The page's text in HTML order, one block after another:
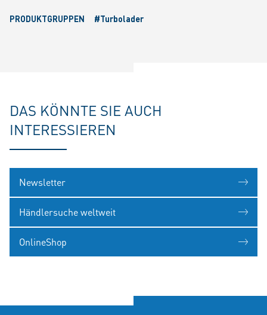
PRODUKTGRUPPEN #Turbolader
DAS KÖNNTE SIE AUCH
INTERESSIEREN
Newsletter
Händlersuche weltweit
OnlineShop